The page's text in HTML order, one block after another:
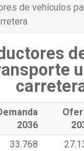
de vehículos
2036
33.768